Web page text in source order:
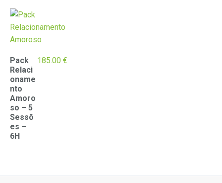
Pack
Relaci
oname
nto
Amoro
so – 5
Sessõ
es –
6H
185.00 €